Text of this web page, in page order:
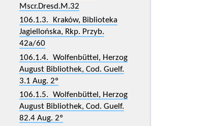
Mscr.Dresd.M.32
106.1.3. Kraków, Biblioteka
Jagiellońska, Rkp. Przyb.
42a/60
106.1.4. Wolfenbüttel, Herzog
August Bibliothek, Cod. Guelf.
3.1 Aug. 2º
106.1.5. Wolfenbüttel, Herzog
August Bibliothek, Cod. Guelf.
82.4 Aug. 2º